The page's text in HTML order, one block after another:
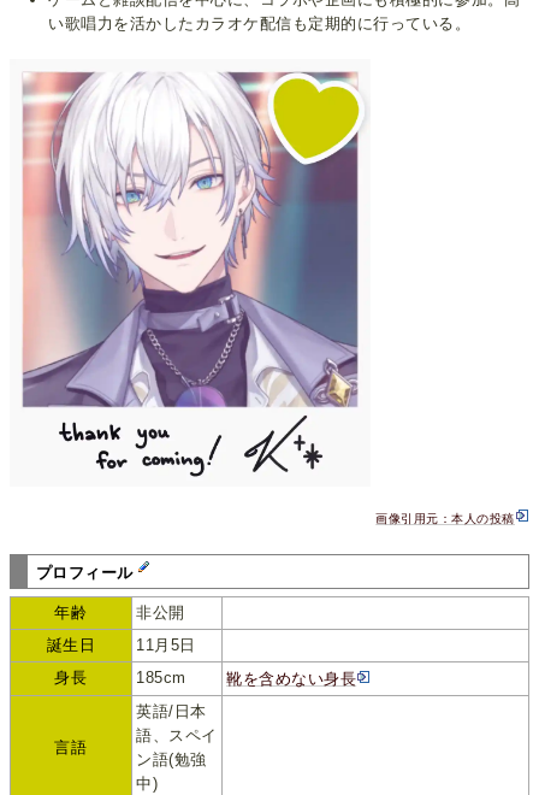
い歌唱力を活かしたカラオケ配信も定期的に行っている。
画像引用元：本人の投稿
プロフィール
年齢
非公開
誕生日
11月5日
身長
185cm 靴を含めない身長
言語
英語/日本
語、スペイ
ン語(勉強
中)